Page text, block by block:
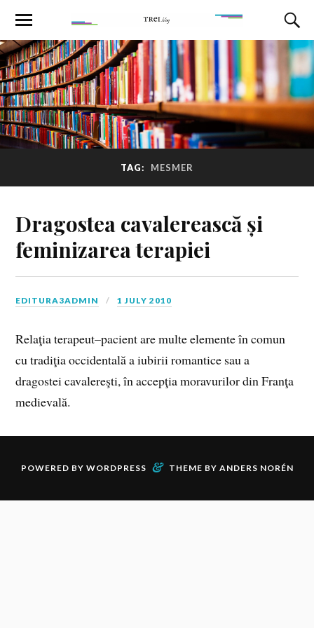
TAG: MESMER
Dragostea cavalerească și
feminizarea terapiei
EDITURA3ADMIN 1 JULY 2010
Relaţia terapeut–pacient are multe elemente în comun
cu tradiţia occidentală a iubirii romantice sau a
dragostei cavalereşti, în accepţia moravurilor din Franţa
medievală.
POWERED BY WORDPRESS & THEME BY ANDERS NORÉN